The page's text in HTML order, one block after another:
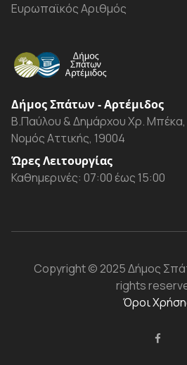
Ευρωπαϊκός Αριθμός
Δήμος Σπάτων - Αρτέμιδος
Β.Παύλου & Δημάρχου Χρ.
Νομός Αττικής, 19004
Ώρες Λειτουργίας
Καθημερινές: 07:00 έως 15:00
Copyright© 2025 Δήμος
rights
Όροι